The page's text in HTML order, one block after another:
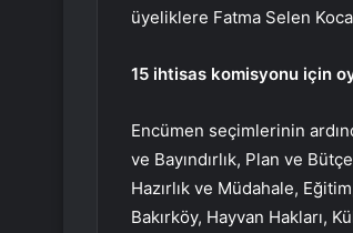
üyeliklere Fatma Selen
15 ihtisas komisyonu için
Encümen seçimlerinin
ve Bayındırlık, Plan ve
Hazırlık ve Müdahale,
Bakırköy, Hayvan Hakları,